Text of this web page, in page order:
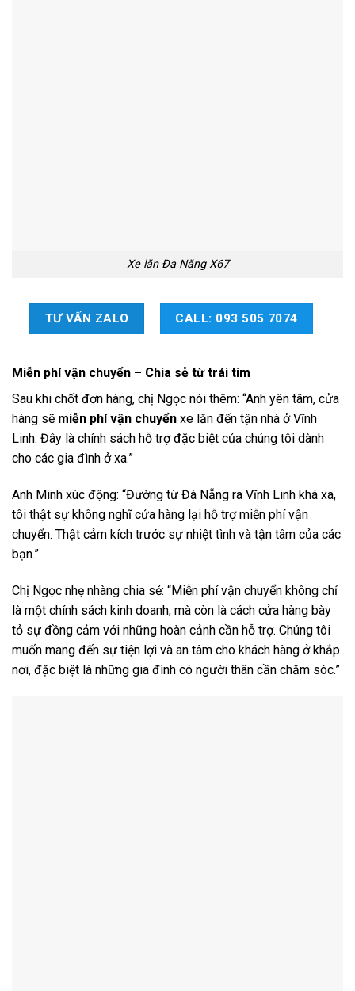
Xe lăn Đa Năng X67
TƯ VẤN ZALO CALL: 093 505 7074
Miễn phí vận chuyển – Chia sẻ từ trái tim
Sau khi chốt đơn hàng, chị Ngọc nói thêm: “Anh yên tâm, cửa
hàng sẽ miễn phí vận chuyển xe lăn đến tận nhà ở Vĩnh
Linh. Đây là chính sách hỗ trợ đặc biệt của chúng tôi dành
cho các gia đình ở xa.”
Anh Minh xúc động: “Đường từ Đà Nẵng ra Vĩnh Linh khá xa,
tôi thật sự không nghĩ cửa hàng lại hỗ trợ miễn phí vận
chuyển. Thật cảm kích trước sự nhiệt tình và tận tâm của các
bạn.”
Chị Ngọc nhẹ nhàng chia sẻ: “Miễn phí vận chuyển không chỉ
là một chính sách kinh doanh, mà còn là cách cửa hàng bày
tỏ sự đồng cảm với những hoàn cảnh cần hỗ trợ. Chúng tôi
muốn mang đến sự tiện lợi và an tâm cho khách hàng ở khắp
nơi, đặc biệt là những gia đình có người thân cần chăm sóc.”